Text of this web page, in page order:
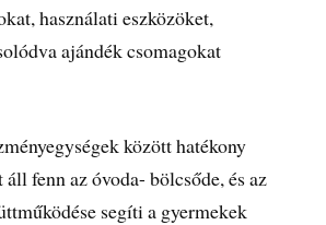
használati eszközöket,
ajándék csomagokat
között hatékony
fenn az óvoda- bölcsőde, és az
segíti a gyermekek